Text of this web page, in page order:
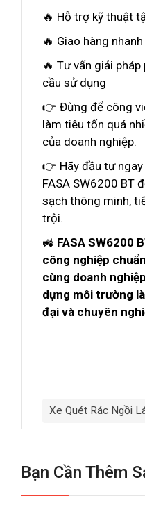
🔥 Hỗ trợ kỹ thuật
🔥 Giao hàng
🔥 Tư vấn giải
cầu sử dụng
👉 Đừng để công
làm tiêu tốn quá
của doanh nghiệp.
👉 Hãy đầu tư ngay
FASA SW6200 BT
sạch thông minh,
trội.
🚜 FASA SW6200
công nghiệp
cùng doanh
dựng môi trường
đại và chuyên
Xe Quét Rác Ngồi
Bạn Cần Thêm